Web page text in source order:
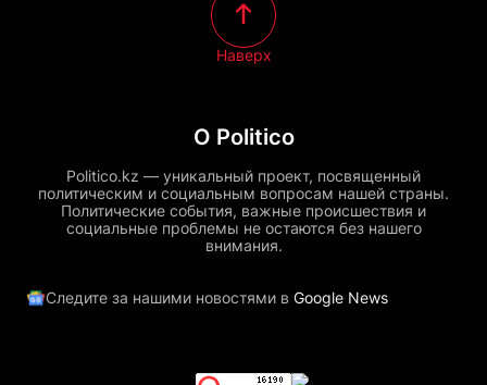
О Politico
Politico.kz — уникальный проект, посвященный
политическим и социальным вопросам нашей страны.
Политические события, важные происшествия и
социальные проблемы не остаются без нашего
внимания.
Следите за нашими новостями в Google News
Наверх